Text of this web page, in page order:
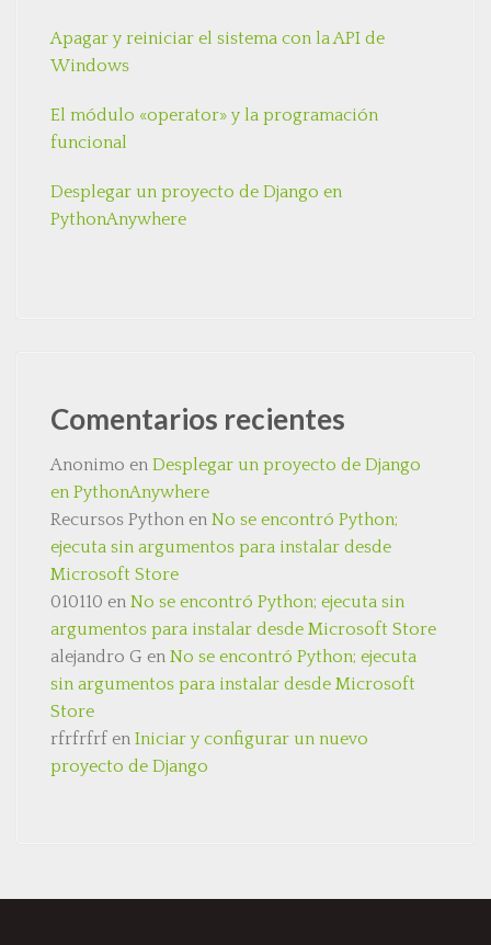
Apagar y reiniciar el sistema con la API de
Windows
El módulo «operator» y la programación
funcional
Desplegar un proyecto de Django en
PythonAnywhere
Comentarios recientes
Anonimo en Desplegar un proyecto de Django
en PythonAnywhere
Recursos Python en No se encontró Python;
ejecuta sin argumentos para instalar desde
Microsoft Store
010110 en No se encontró Python; ejecuta sin
argumentos para instalar desde Microsoft Store
alejandro G en No se encontró Python; ejecuta
sin argumentos para instalar desde Microsoft
Store
rfrfrfrf en Iniciar y configurar un nuevo
proyecto de Django